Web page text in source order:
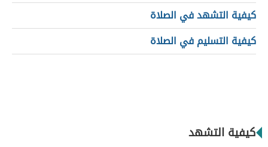
كيفية التشهد في الصلاة
كيفية التسليم في الصلاة
كيفية التشهد